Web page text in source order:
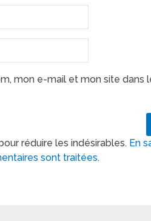
mon e-mail et mon site dans
réduire les indésirables. En
sont traitées.